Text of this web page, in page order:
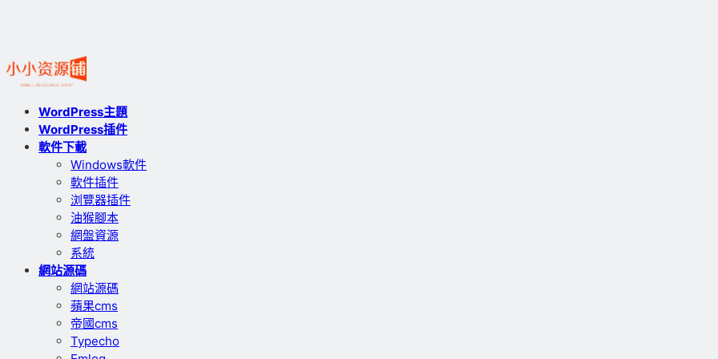
WordPress主題
WordPress插件
軟件下載
Windows軟件
軟件插件
浏覽器插件
油猴腳本
網盤資源
系統
網站源碼
網站源碼
蘋果cms
帝國cms
Typecho